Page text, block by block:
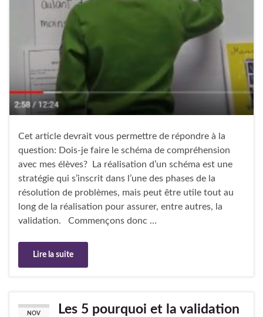
Cet article devrait vous permettre de répondre à la
question: Dois-je faire le schéma de compréhension
avec mes élèves? La réalisation d’un schéma est une
stratégie qui s’inscrit dans l’une des phases de la
résolution de problèmes, mais peut être utile tout au
long de la réalisation pour assurer, entre autres, la
validation. Commençons donc …
Lire la suite
NOV Les 5 pourquoi et la validation